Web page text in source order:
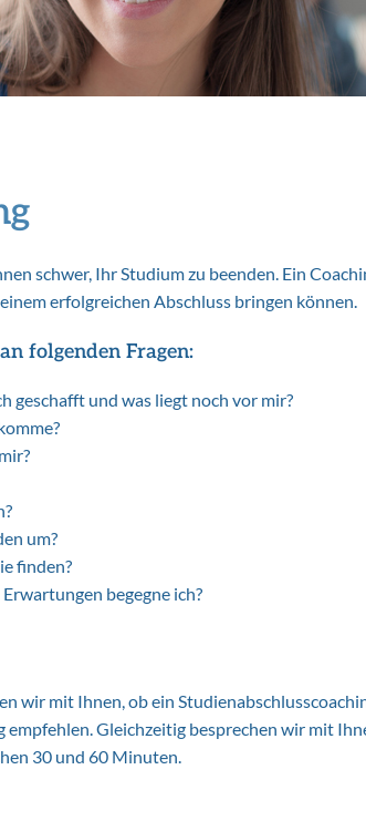
schwer, Ihr Studium zu beenden. Ein
erfolgreichen Abschluss bringen können.
folgenden Fragen:
geschafft und was liegt noch vor mir?
um?
finden?
begegne ich?
wir mit Ihnen, ob ein
Gleichzeitig besprechen wir mit
30 und 60 Minuten.